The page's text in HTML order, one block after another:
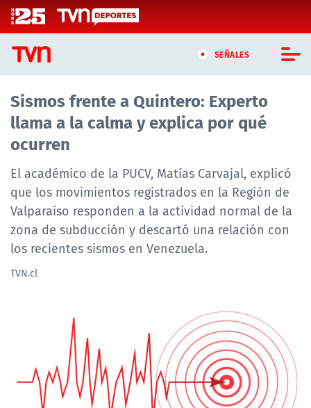
Click acá para ir directamente al contenido
SEÑALES
CASTING MASTERCHEF CHILE
CASTING TVN VERTICAL
TVN VERTICAL
TVN PLAY
PROGRAMAS
TELESERIES
ACTUALIDAD Y TENDENCIAS
CORPORATIVO Y TRANSPARENCIA
Sismos frente a Quintero: Experto
llama a la calma y explica por qué
ocurren
El académico de la PUCV, Matías Carvajal, explicó
que los movimientos registrados en la Región de
Valparaíso responden a la actividad normal de la
zona de subducción y descartó una relación con
los recientes sismos en Venezuela.
TVN.cl